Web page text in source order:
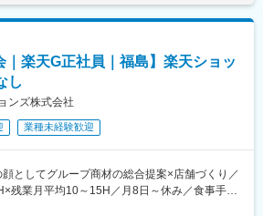
（事前に企業セミナー動画をご視聴いただきま
能日時をお知らせください。
｜楽天G正社員｜福島】楽天ショッ
し
ンズ株式会社
業種未経験歓迎
顔としてグループ商材の総合提案×店舗づくり／
残業月平均10～15H／月8日～休み／食事手当